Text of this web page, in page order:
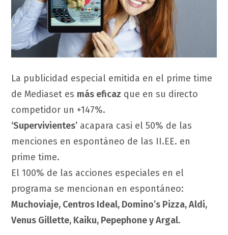
La publicidad especial emitida en el prime time
de Mediaset es más eficaz que en su directo
competidor un +147%.
‘Supervivientes’ acapara casi el 50% de las
menciones en espontáneo de las II.EE. en
prime time.
El 100% de las acciones especiales en el
programa se mencionan en espontáneo:
Muchoviaje, Centros Ideal, Domino’s Pizza, Aldi,
Venus Gillette, Kaiku, Pepephone y Argal.